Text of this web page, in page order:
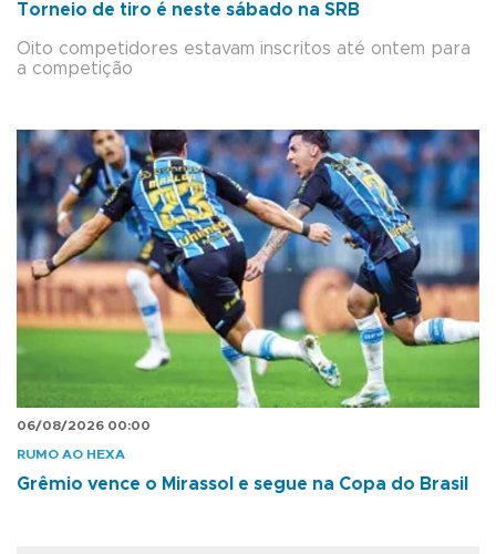
Torneio de tiro é neste sábado na SRB
Oito competidores estavam inscritos até ontem para
a competição
06/08/2026 00:00
RUMO AO HEXA
Grêmio vence o Mirassol e segue na Copa do Brasil